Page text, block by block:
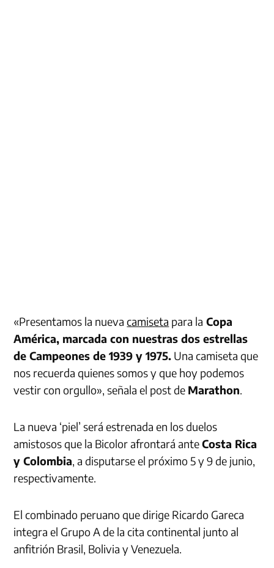
«Presentamos la nuevacamiseta para la Copa
América, marcada con nuestras dos estrellas
de Campeones de 1939 y 1975. Una camiseta que
nos recuerda quienes somos y que hoy podemos
vestir con orgullo», señala el post de Marathon.
La nueva ‘piel’ será estrenada en los duelos
amistosos que la Bicolor afrontará anteCosta Rica
y Colombia, a disputarse el próximo 5 y 9 de junio,
respectivamente.
El combinado peruano que dirige Ricardo Gareca
integra el Grupo A de la cita continental junto al
anfitrión Brasil, Bolivia y Venezuela.